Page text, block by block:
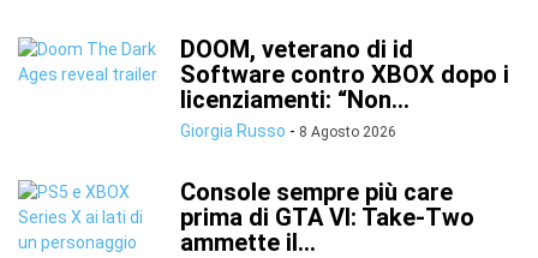
DOOM, veterano di id
Software contro XBOX dopo i
licenziamenti: “Non...
Giorgia Russo - 8 Agosto 2026
Console sempre più care
prima di GTA VI: Take-Two
ammette il...